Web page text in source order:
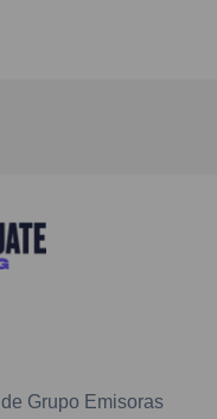
Grupo Emisoras